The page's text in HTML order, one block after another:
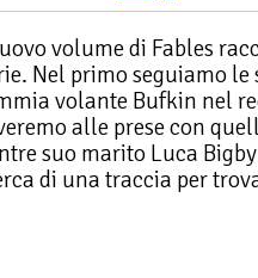
volume di Fables
Nel primo seguiamo
volante Bufkin nel
alle prese con
suo marito Luca
di una traccia per